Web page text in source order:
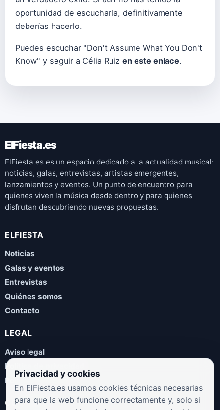
oportunidad de escucharla, definitivamente
deberías hacerlo.
Puedes escuchar "Don't Assume What You Don't
Know" y seguir a Célia Ruiz en este enlace.
ElFiesta.es
ElFiesta.es es un espacio dedicado a la actualidad musical:
noticias, galas, entrevistas, artistas emergentes,
lanzamientos y eventos. Un punto de encuentro para
quienes viven la música desde dentro y para quienes
disfrutan descubriendo nuevas propuestas.
ELFIESTA
Noticias
Galas y eventos
Entrevistas
Quiénes somos
Contacto
LEGAL
Aviso legal
Política de privacidad
Política de cookies
COLABORA
Privacidad y cookies
En ElFiesta.es usamos cookies técnicas necesarias
para que la web funcione correctamente y, solo si